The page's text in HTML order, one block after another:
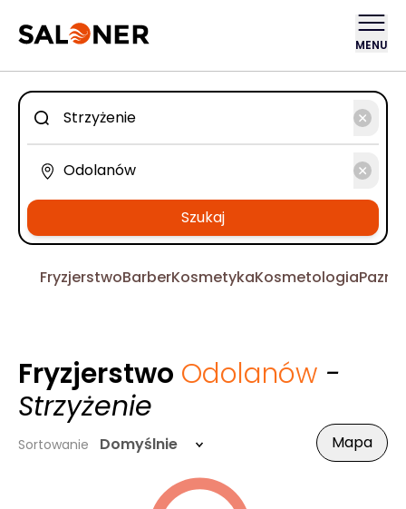
MENU
Szukaj
FryzjerstwoBarberKosmetykaKosmetologia
Fryzjerstwo Odolanów -
Strzyżenie
Sortowanie Domyślnie Mapa